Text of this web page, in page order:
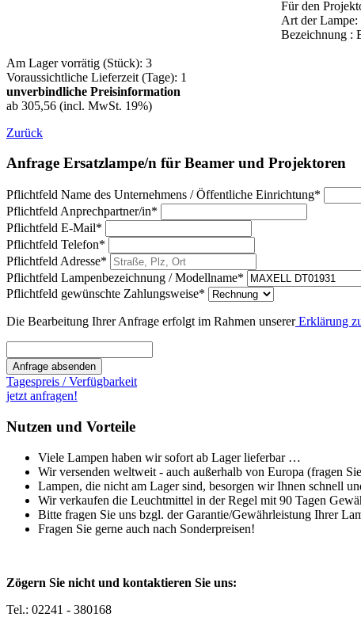
Für den
Art der
Bezeichnung :
Am Lager vorrätig (Stück): 3
Voraussichtliche Lieferzeit (Tage): 1
unverbindliche Preisinformation
ab 305,56 (incl. MwSt. 19%)
Zurück
Anfrage Ersatzlampe/n für Beamer und Projektoren
Pflichtfeld Name des Unternehmens / Öffentliche Einrichtung*
Pflichtfeld Anprechpartner/in*
Pflichtfeld E-Mail*
Pflichtfeld Telefon*
Pflichtfeld Adresse*
Pflichtfeld Lampenbezeichnung / Modellname*
Pflichtfeld gewünschte Zahlungsweise*
Die Bearbeitung Ihrer Anfrage erfolgt im Rahmen unsererErklärung
Anfrage absenden
Tagespreis / Verfügbarkeit
jetzt anfragen!
Nutzen und Vorteile
Viele Lampen haben wir sofort ab Lager lieferbar …
Wir versenden weltweit - auch außerhalb von Europa (fragen
Lampen, die nicht am Lager sind, besorgen wir Ihnen schnell
Wir verkaufen die Leuchtmittel in der Regel mit 90 Tagen
Bitte fragen Sie uns bzgl. der Garantie/Gewährleistung Ihrer
Fragen Sie gerne auch nach Sonderpreisen!
Zögern Sie nicht und kontaktieren Sie uns:
Tel.: 02241 - 380168